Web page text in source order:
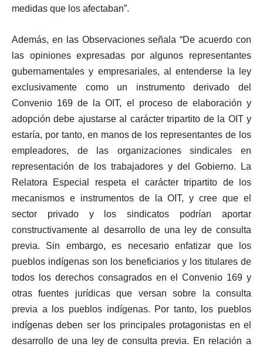
medidas que los afectaban”.
Además, en las Observaciones señala “De acuerdo con
las opiniones expresadas por algunos representantes
gubernamentales y empresariales, al entenderse la ley
exclusivamente como un instrumento derivado del
Convenio 169 de la OIT, el proceso de elaboración y
adopción debe ajustarse al carácter tripartito de la OIT y
estaría, por tanto, en manos de los representantes de los
empleadores, de las organizaciones sindicales en
representación de los trabajadores y del Gobierno. La
Relatora Especial respeta el carácter tripartito de los
mecanismos e instrumentos de la OIT, y cree que el
sector privado y los sindicatos podrían aportar
constructivamente al desarrollo de una ley de consulta
previa. Sin embargo, es necesario enfatizar que los
pueblos indígenas son los beneficiarios y los titulares de
todos los derechos consagrados en el Convenio 169 y
otras fuentes jurídicas que versan sobre la consulta
previa a los pueblos indígenas. Por tanto, los pueblos
indígenas deben ser los principales protagonistas en el
desarrollo de una ley de consulta previa. En relación a